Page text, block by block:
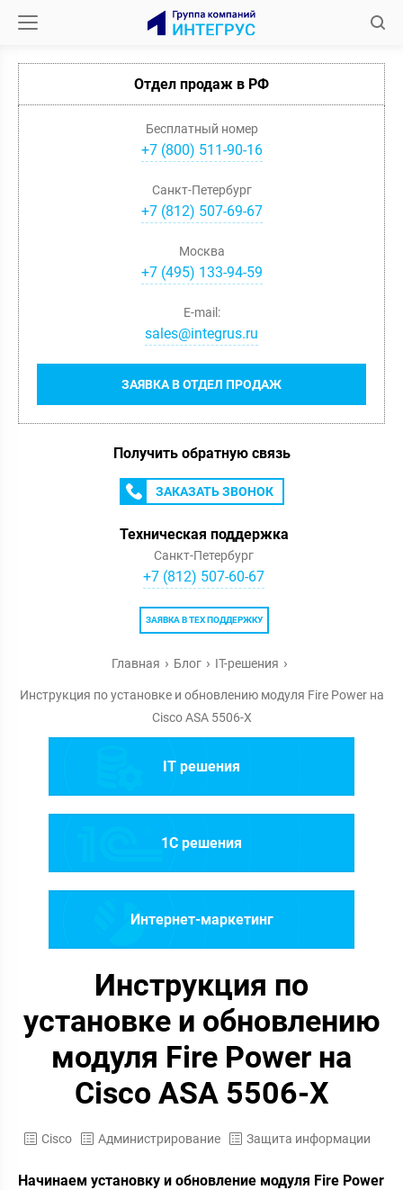
Отдел продаж в РФ
Бесплатный номер
+7 (800) 511-90-16
Санкт-Петербург
+7(812) 507-69-67
Москва
+7(495) 133-94-59
ЗАЯВКА В ОТДЕЛ ПРОДАЖ
E-mail:
sales@integrus.ru
Получить обратную связь
ЗАКАЗАТЬ ЗВОНОК
Техническая поддержка
Санкт-Петербург
+7 (812) 507-60-67
ЗАЯВКА В ТЕХ ПОДДЕРЖКУ
Главная Блог IT-решения
Инструкция по установке и обновлению модуля Fire Power на
Cisco ASA 5506-X
IT решения
1C решения
Интернет-маркетинг
Инструкция по
установке и обновлению
модуля Fire Power на
Cisco ASA 5506-X
Cisco Администрирование Защита информации
Начинаем установку и обновление модуля Fire Power